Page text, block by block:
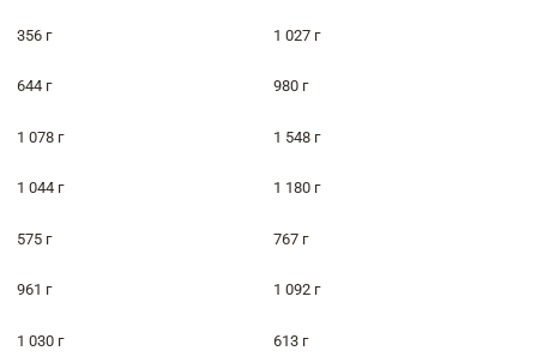
356 г 1 027 г
644 г 980 г
1 078 г 1 548 г
1 044 г 1 180 г
575 г 767 г
961 г 1 092 г
1 030 г 613 г